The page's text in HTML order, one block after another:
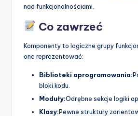
nad funkcjonalnościami.
Co zawrzeć
Komponenty to logiczne grupy
one reprezentować:
Biblioteki oprogramowania:
bloki kodu.
Moduły:Odrębne sekcje logiki
Klasy:Pewne struktury